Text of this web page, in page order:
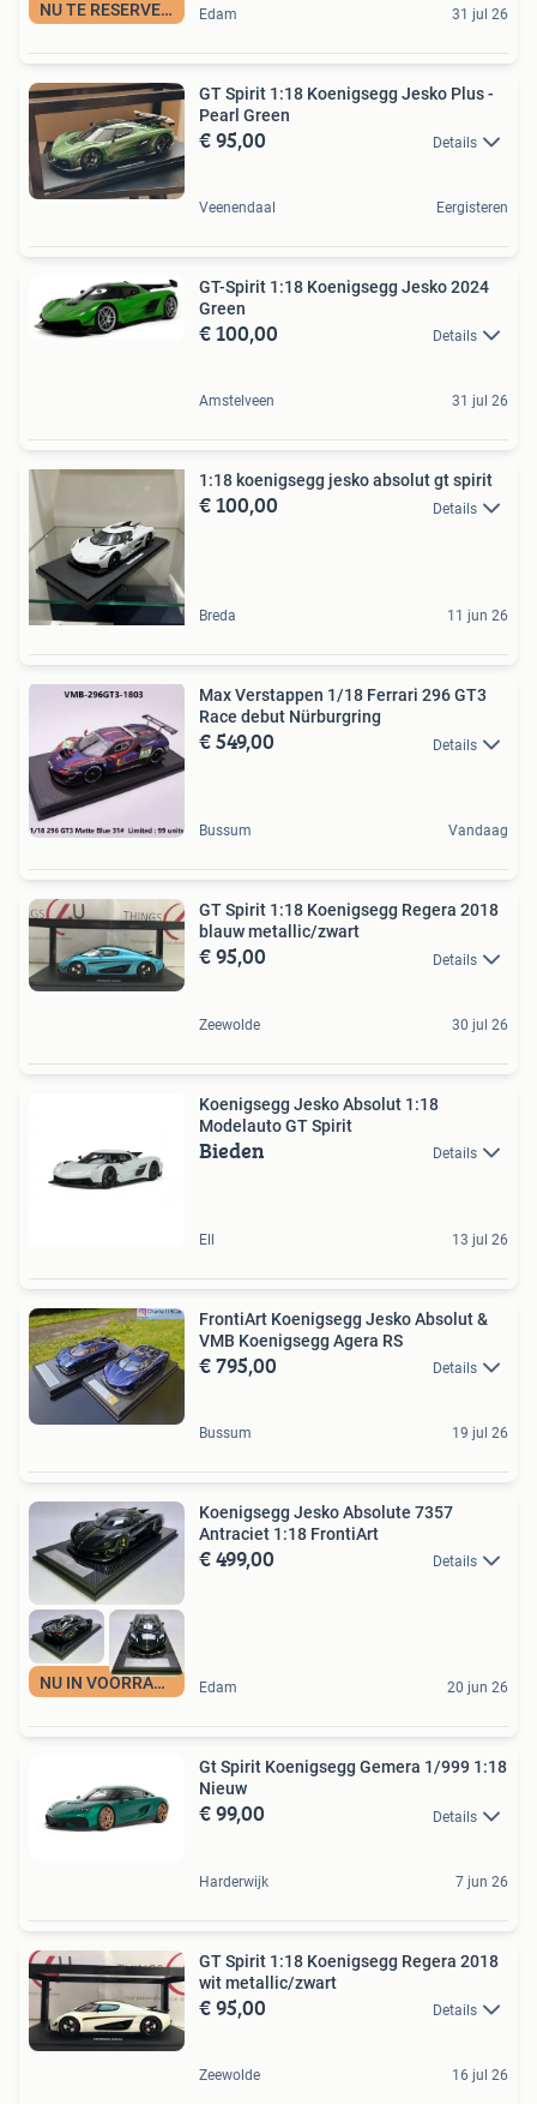
NU TE RESERVEREN Edam 31 jul 26
GT Spirit 1:18 Koenigsegg Jesko Plus -
Pearl Green
€ 95,00 Details
Veenendaal Eergisteren
GT-Spirit 1:18 Koenigsegg Jesko 2024
Green
€ 100,00 Details
Amstelveen 31 jul 26
1:18 koenigsegg jesko absolut gt spirit
€ 100,00 Details
Breda 11 jun 26
Max Verstappen 1/18 Ferrari 296 GT3
Race debut Nürburgring
€ 549,00 Details
Bussum Vandaag
GT Spirit 1:18 Koenigsegg Regera 2018
blauw metallic/zwart
€ 95,00 Details
Zeewolde 30 jul 26
Koenigsegg Jesko Absolut 1:18
Modelauto GT Spirit
Bieden Details
Ell 13 jul 26
FrontiArt Koenigsegg Jesko Absolut &
VMB Koenigsegg Agera RS
€ 795,00 Details
Bussum 19 jul 26
NU IN VOORRAAD
Koenigsegg Jesko Absolute 7357
Antraciet 1:18 FrontiArt
€ 499,00 Details
Edam 20 jun 26
Gt Spirit Koenigsegg Gemera 1/999 1:18
Nieuw
€ 99,00 Details
Harderwijk 7 jun 26
GT Spirit 1:18 Koenigsegg Regera 2018
wit metallic/zwart
€ 95,00 Details
Zeewolde 16 jul 26